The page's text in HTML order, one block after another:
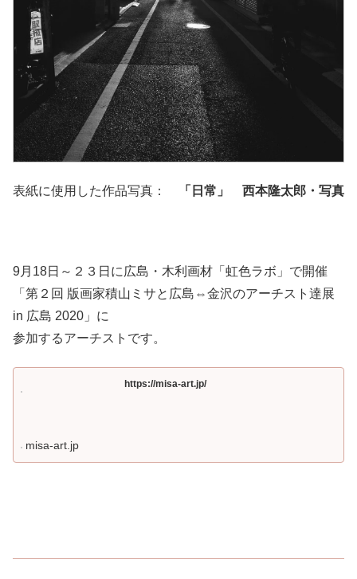
表紙に使用した作品写真： 「日常」 西本隆太郎・写真
9月18日～２３日に広島・木利画材「虹色ラボ」で開催
「第２回 版画家積山ミサと広島⇔金沢のアーチスト達展
in 広島 2020」に
参加するアーチストです。
https://misa-art.jp/
misa-art.jp